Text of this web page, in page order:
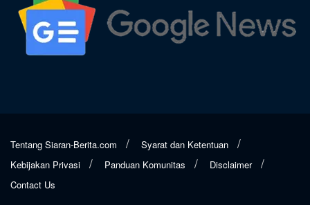
Tentang Siaran-Berita.com
Syarat dan Ketentuan
Kebijakan Privasi
Panduan Komunitas
Disclaimer
Contact Us